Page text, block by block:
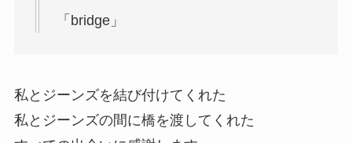
「bridge」
私とジーンズを結び付けてくれた
私とジーンズの間に橋を渡してくれた